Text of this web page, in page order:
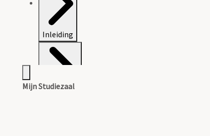
Inleiding
Mijn Studiezaal